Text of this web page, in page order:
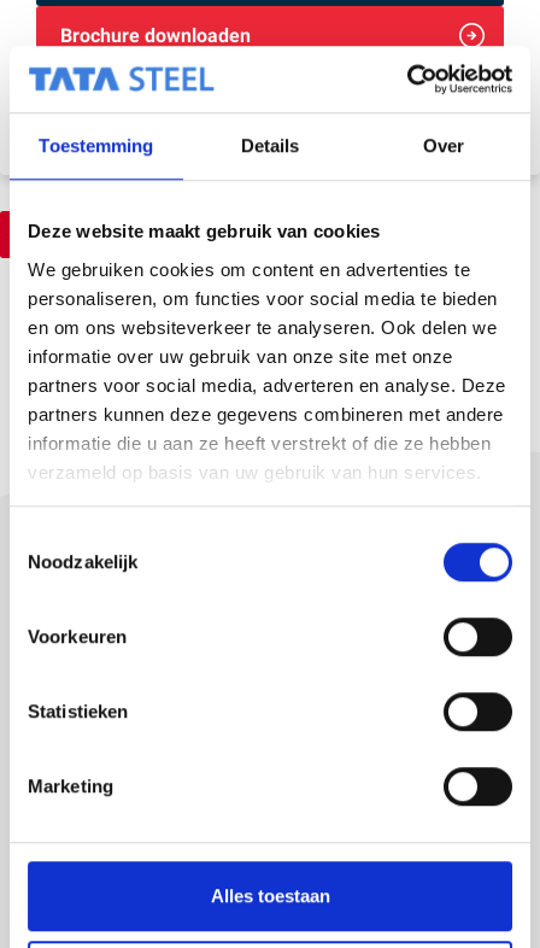
Toestemming Details Over
Deze website maakt gebruik van cookies
We gebruiken cookies om content en advertenties te
personaliseren, om functies voor social media te bieden
en om ons websiteverkeer te analyseren. Ook delen we
informatie over uw gebruik van onze site met onze
partners voor social media, adverteren en analyse. Deze
partners kunnen deze gegevens combineren met andere
informatie die u aan ze heeft verstrekt of die ze hebben
verzameld op basis van uw gebruik van hun services.
Noodzakelijk
Voorkeuren
Statistieken
Marketing
Alles toestaan
Brochure downloaden
Bekijk alle downloads & brochures
Colorcoat PVDF Datasheet NL
EPD Colorcoat NL